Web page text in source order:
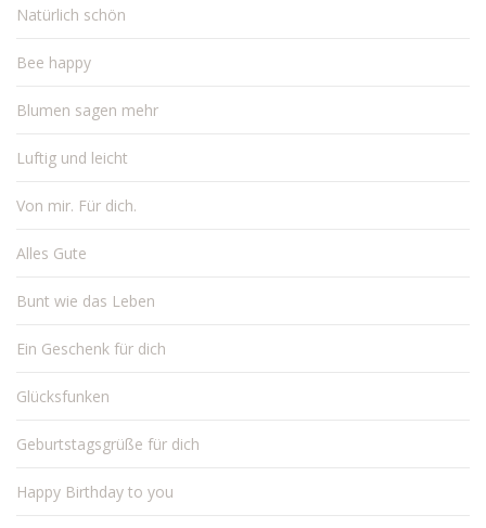
Natürlich schön
Bee happy
Blumen sagen mehr
Luftig und leicht
Von mir. Für dich.
Alles Gute
Bunt wie das Leben
Ein Geschenk für dich
Glücksfunken
Geburtstagsgrüße für dich
Happy Birthday to you